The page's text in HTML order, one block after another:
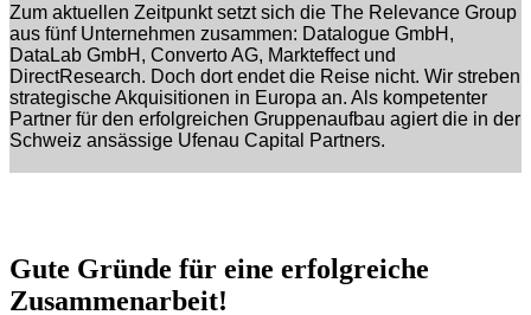
Zum aktuellen Zeitpunkt setzt sich die The Relevance Group
aus fünf Unternehmen zusammen: Datalogue GmbH,
DataLab GmbH, Converto AG, Markteffect und
DirectResearch. Doch dort endet die Reise nicht. Wir streben
strategische Akquisitionen in Europa an. Als kompetenter
Partner für den erfolgreichen Gruppenaufbau agiert die in der
Schweiz ansässige Ufenau Capital Partners.
Gute Gründe für eine erfolgreiche
Zusammenarbeit!